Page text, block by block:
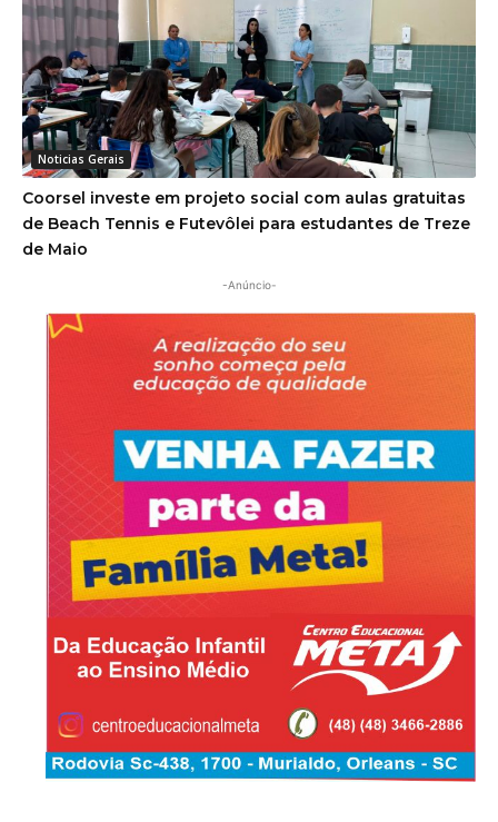
Noticias Gerais
Coorsel investe em projeto social com aulas gratuitas
de Beach Tennis e Futevôlei para estudantes de Treze
de Maio
-Anúncio-